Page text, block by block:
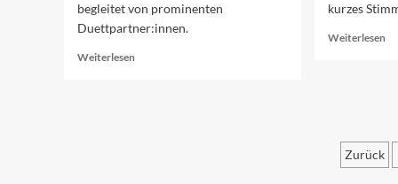
begleitet von prominenten
Duettpartner:innen.
Weiterlesen
kurzes
Weiterlesen
Zurück